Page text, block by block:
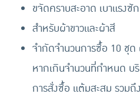
ขจัดคราบสะอาด เบาแรงซัก
สำหรับผ้าขาวและผ้าสี
จำกัดจำนวนการซื้อ 10 ชุ
หากเกินจำนวนที่กำหนด บ
การสั่งซื้อ แต้มสะสม รวม